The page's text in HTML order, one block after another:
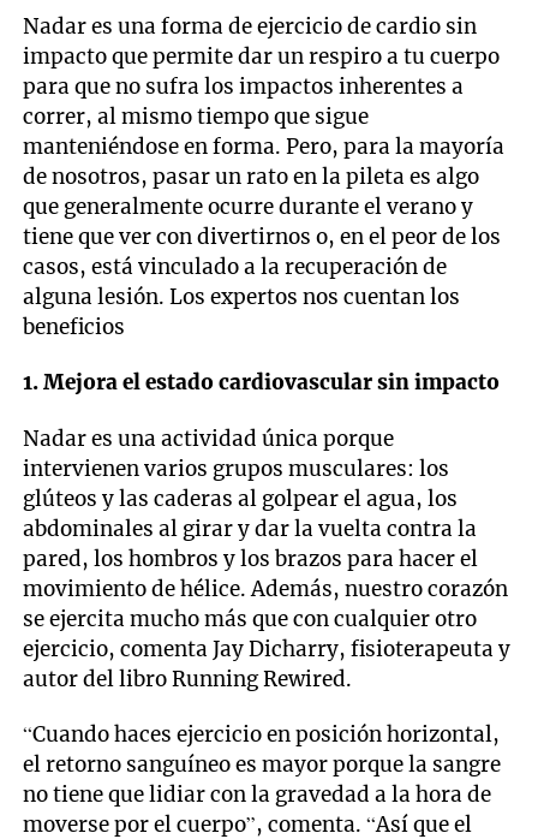
Nadar es una forma de ejercicio de cardio sin
impacto que permite dar un respiro a tu cuerpo
para que no sufra los impactos inherentes a
correr, al mismo tiempo que sigue
manteniéndose en forma. Pero, para la mayoría
de nosotros, pasar un rato en la pileta es algo
que generalmente ocurre durante el verano y
tiene que ver con divertirnos o, en el peor de los
casos, está vinculado a la recuperación de
alguna lesión. Los expertos nos cuentan los
beneficios
1. Mejora el estado cardiovascular sin impacto
Nadar es una actividad única porque
intervienen varios grupos musculares: los
glúteos y las caderas al golpear el agua, los
abdominales al girar y dar la vuelta contra la
pared, los hombros y los brazos para hacer el
movimiento de hélice. Además, nuestro corazón
se ejercita mucho más que con cualquier otro
ejercicio, comenta Jay Dicharry, fisioterapeuta y
autor del libro Running Rewired.
“Cuando haces ejercicio en posición horizontal,
el retorno sanguíneo es mayor porque la sangre
no tiene que lidiar con la gravedad a la hora de
moverse por el cuerpo”, comenta. “Así que el